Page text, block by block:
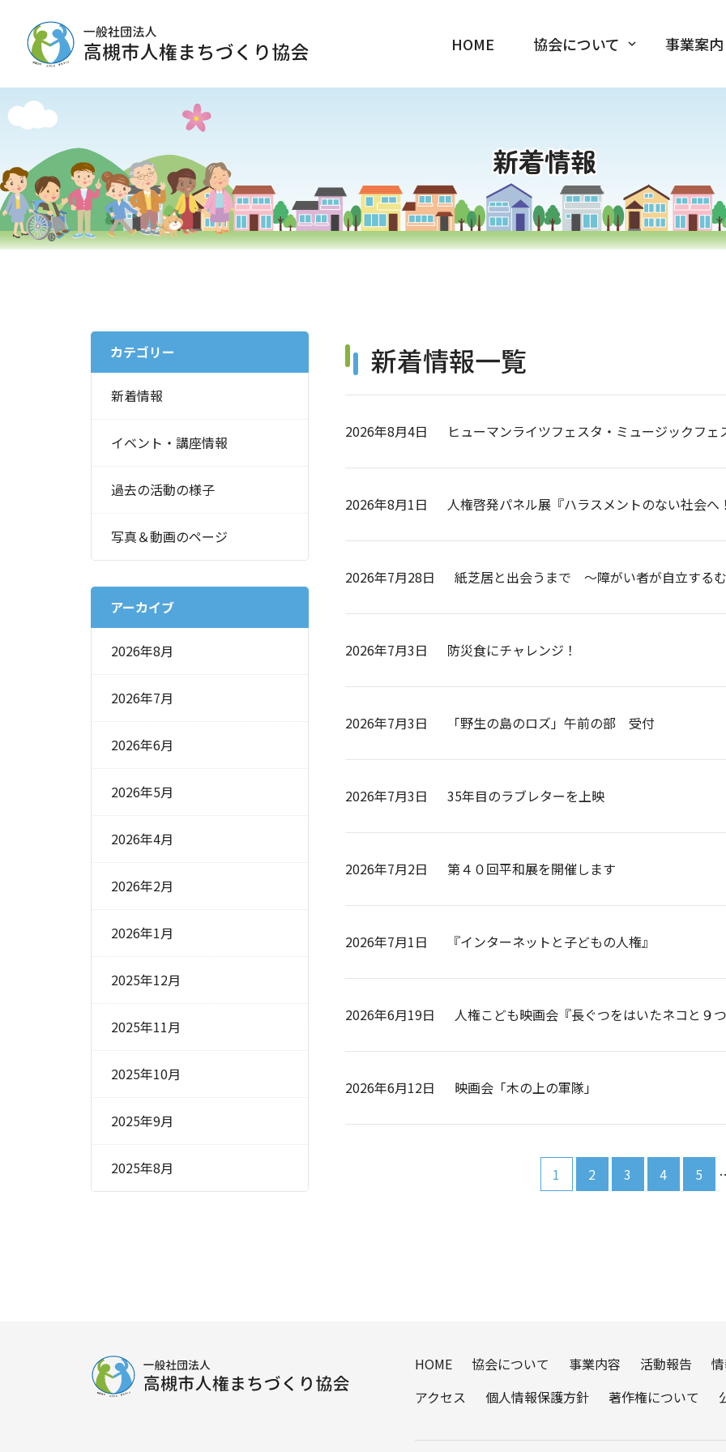
HOME 協会について 事業案内
新着情報
新着情報一覧
2026年8月4日 ヒューマンライツフェスタ・ミュージックフェ
2026年8月1日 人権啓発パネル展『ハラスメントのない社会へ
2026年7月28日 紙芝居と出会うまで ～障がい者が自立する
2026年7月3日 防災食にチャレンジ！
2026年7月3日 「野生の島のロズ」午前の部 受付
2026年7月3日 35年目のラブレターを上映
2026年7月2日 第４０回平和展を開催します
2026年7月1日 『インターネットと子どもの人権』
2026年6月19日 人権こども映画会『長ぐつをはいたネコと９
2026年6月12日 映画会「木の上の軍隊」
1 2 3 4 5
カテゴリー
新着情報
イベント・講座情報
過去の活動の様子
写真＆動画のページ
アーカイブ
2026年8月
2026年7月
2026年6月
2026年5月
2026年4月
2026年2月
2026年1月
2025年12月
2025年11月
2025年10月
2025年9月
2025年8月
HOME 協会について 事業内容 活動報告
アクセス
個人情報保護方針 著作権について